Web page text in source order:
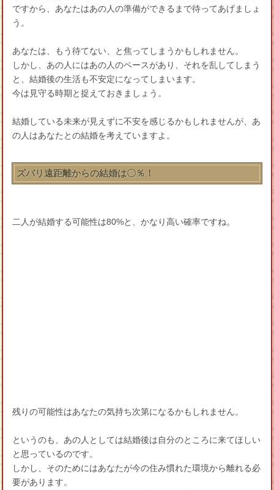
ですから、あなたはあの人の準備ができるまで待ってあげましょ
う。
あなたは、もう待てない、と焦ってしまうかもしれません。
しかし、あの人にはあの人のペースがあり、それを乱してしまう
と、結婚後の生活も不安定になってしまいます。
今は見守る時期と捉えておきましょう。
結婚している未来が見えずに不安を感じるかもしれませんが、あ
の人はあなたとの結婚を考えていますよ。
ズバリ遠距離からの結婚は〇％！
二人が結婚する可能性は80%と、かなり高い確率ですね。
残りの可能性はあなたの気持ち次第になるかもしれません。
というのも、あの人としては結婚後は自分のところに来てほしい
と思っているのです。
しかし、そのためにはあなたが今の住み慣れた環境から離れる必
要があります。